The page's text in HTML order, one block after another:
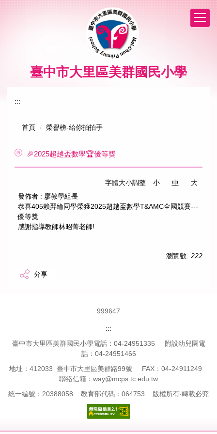
臺中市大里區美群國民小學
:::
首頁 榮譽榜-給你拍拍手
🎉2025超越盃數學🏆優等獎
字體大小調整 小 中
大
發佈者 : 廖教學組長
恭喜405賴羿綸同學榮獲2025超越盃數學T&AMC全國競賽---
優等獎
感謝指導教師林昭菁老師!
瀏覽數: 222
分享
999647
:::
臺中市大里區美群國民小學電話：04-24951335 附設幼兒園電
話：04-24951466
地址：412033 臺中市大里區美群路99號 FAX：04-24911249
聯絡信箱：way@mcps.tc.edu.tw
統一編號：20388058 教育部代碼：064753 版權所有‧轉載必究